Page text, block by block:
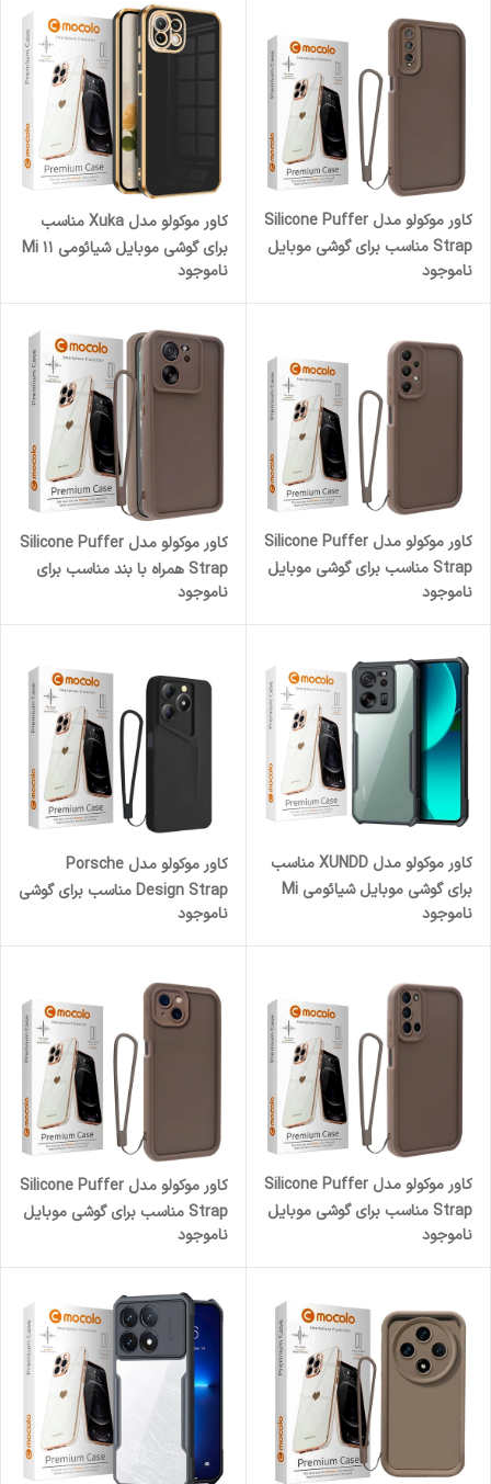
کاور موکولو مدل Silicone Puffer
Strap مناسب برای گوشی موبایل
همراه بند آویز
ناموجود
کاور موکولو مدل Xuka مناسب
برای گوشی موبایل شیائومی Mi 11
Lite 4G / Mi 11 Lite 5G / 11 Lite
5G NE
ناموجود
کاور موکولو مدل Silicone Puffer
Strap مناسب برای گوشی موبایل
بند آویز
ناموجود
کاور موکولو مدل Silicone Puffer
Strap همراه با بند مناسب برای
Mi 13T Pro
ناموجود
کاور موکولو مدل XUNDD مناسب
برای گوشی موبایل شیائومی Mi
13T / Mi 13T Pro
ناموجود
کاور موکولو مدل Porsche
Design Strap مناسب برای گوشی
به همراه بند آویز
ناموجود
کاور موکولو مدل Silicone Puffer
Strap مناسب برای گوشی موبایل
بند آویز
ناموجود
کاور موکولو مدل Silicone Puffer
Strap مناسب برای گوشی موبایل
اپل iPhone 13 به همراه بندآویز
ناموجود